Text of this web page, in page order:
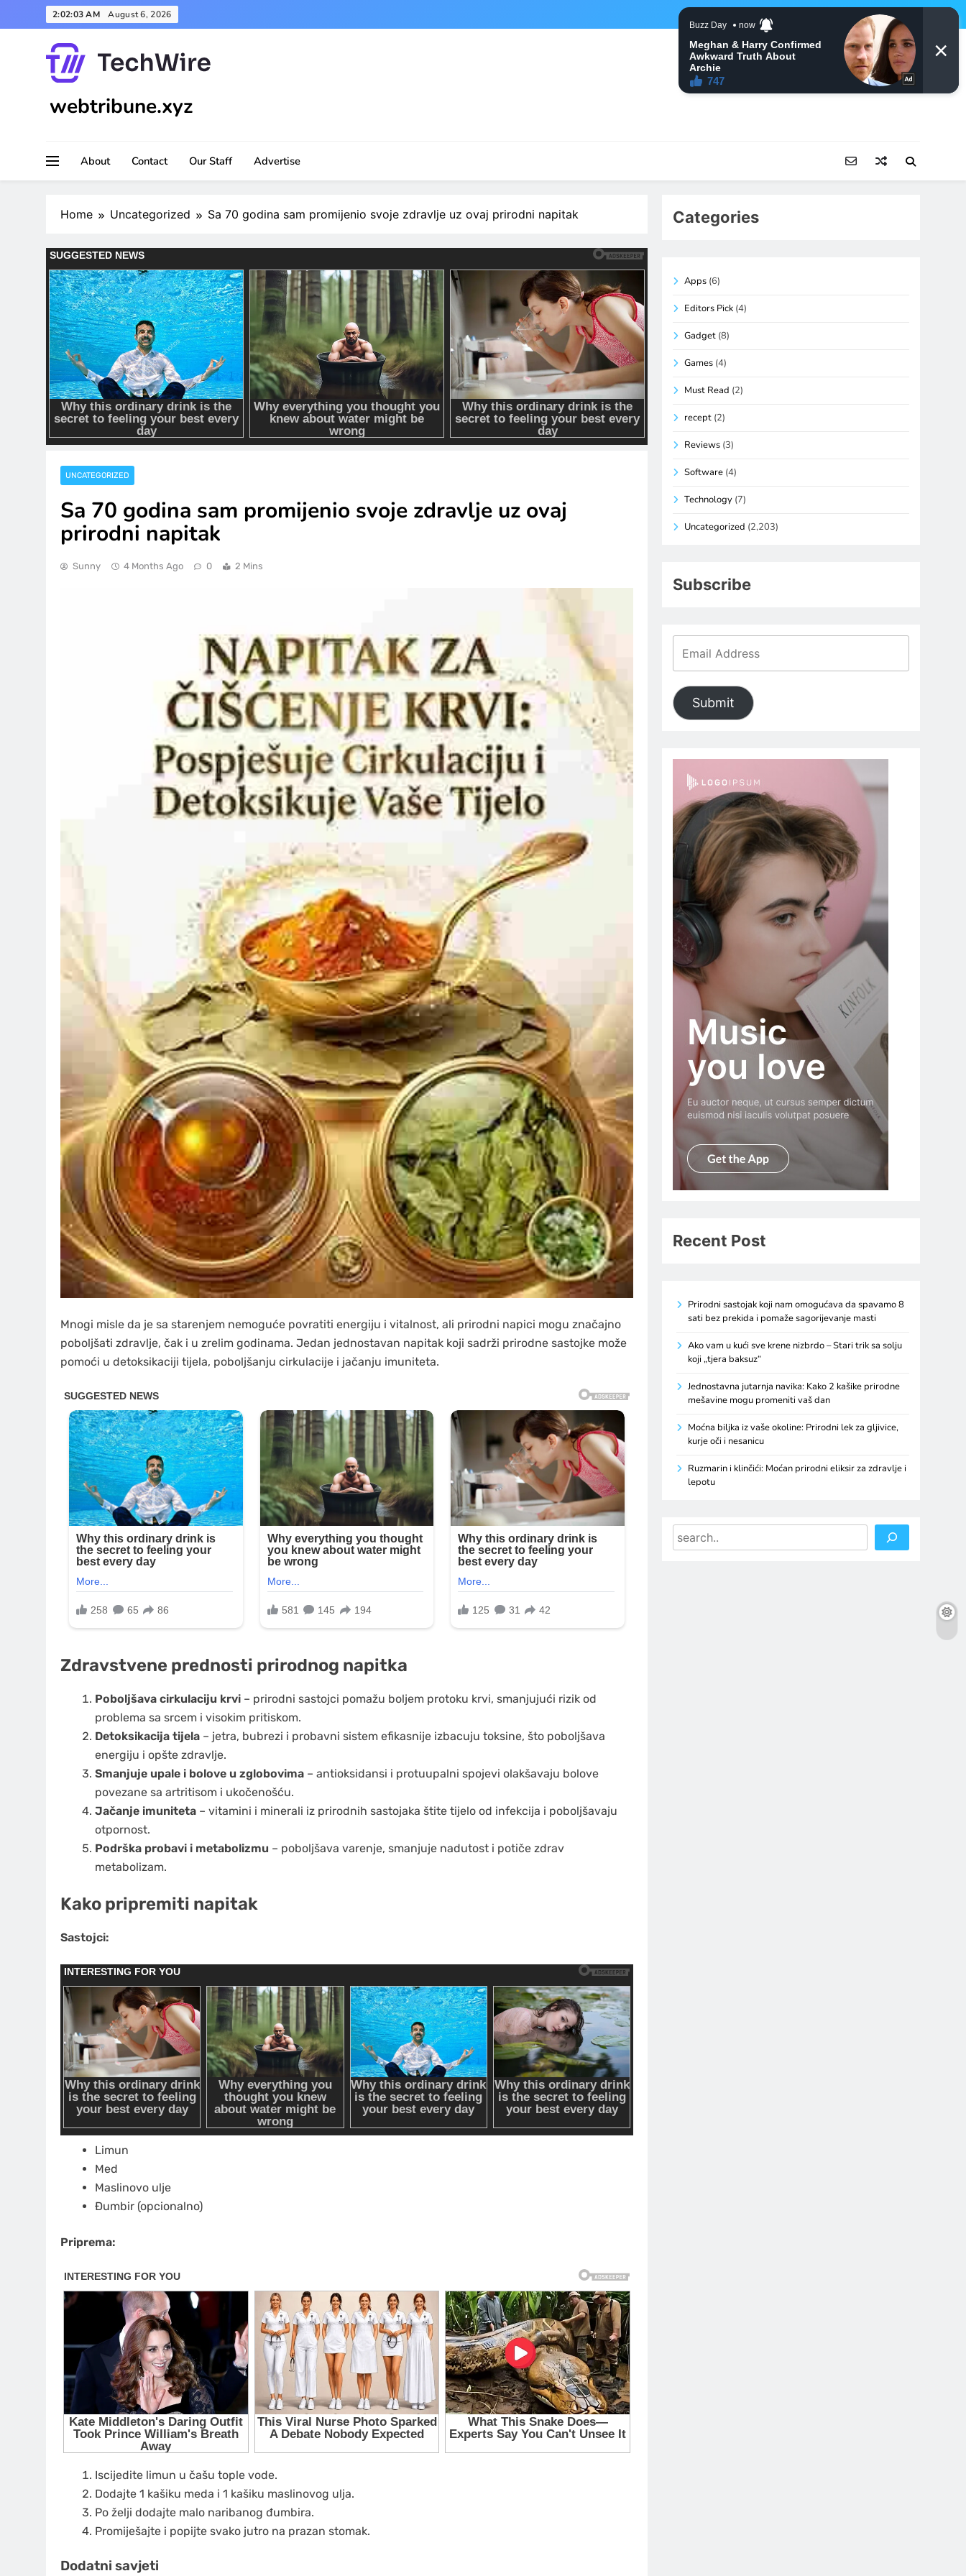
to
2:02:04 AM August 6, 2026
webtribune.xyz
About Contact Our Staff Advertise
Home Uncategorized Sa 70 godina sam promijenio svoje zdravlje uz ovaj prirodni napitak
UNCATEGORIZED
Sa 70 godina sam promijenio svoje zdravlje uz ovaj
prirodni napitak
Sunny 4 Months Ago 0 2 Mins
Mnogi misle da je sa starenjem nemoguće povratiti energiju i vitalnost, ali prirodni napici mogu značajno
poboljšati zdravlje, čak i u zrelim godinama. Jedan jednostavan napitak koji sadrži prirodne sastojke može
pomoći u detoksikaciji tijela, poboljšanju cirkulacije i jačanju imuniteta.
Zdravstvene prednosti prirodnog napitka
Poboljšava cirkulaciju krvi – prirodni sastojci pomažu boljem protoku krvi, smanjujući rizik od
problema sa srcem i visokim pritiskom.
Detoksikacija tijela – jetra, bubrezi i probavni sistem efikasnije izbacuju toksine, što poboljšava
energiju i opšte zdravlje.
Smanjuje upale i bolove u zglobovima – antioksidansi i protuupalni spojevi olakšavaju bolove
povezane sa artritisom i ukočenošću.
Jačanje imuniteta – vitamini i minerali iz prirodnih sastojaka štite tijelo od infekcija i poboljšavaju
otpornost.
Podrška probavi i metabolizmu – poboljšava varenje, smanjuje nadutost i potiče zdrav
metabolizam.
Kako pripremiti napitak
Sastojci:
Limun
Med
Maslinovo ulje
Đumbir (opcionalno)
Priprema:
Iscijedite limun u čašu tople vode.
Dodajte 1 kašiku meda i 1 kašiku maslinovog ulja.
Po želji dodajte malo naribanog đumbira.
Promiješajte i popijte svako jutro na prazan stomak.
Dodatni savjeti
Categories
Apps (6)
Editors Pick (4)
Gadget (8)
Games (4)
Must Read (2)
recept (2)
Reviews (3)
Software (4)
Technology (7)
Uncategorized (2,203)
Subscribe
Submit
Recent Post
Prirodni sastojak koji nam omogućava da spavamo 8
sati bez prekida i pomaže sagorijevanje masti
Ako vam u kući sve krene nizbrdo – Stari trik sa solju
koji „tjera baksuz“
Jednostavna jutarnja navika: Kako 2 kašike prirodne
mešavine mogu promeniti vaš dan
Moćna biljka iz vaše okoline: Prirodni lek za gljivice,
kurje oči i nesanicu
Ruzmarin i klinčići: Moćan prirodni eliksir za zdravlje i
lepotu
Search